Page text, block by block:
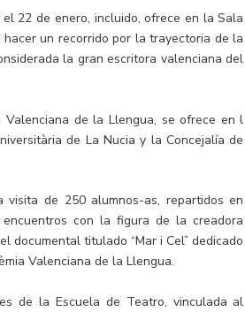
22 de enero, incluido, ofrece en la Sala
un recorrido por la trayectoria de la
la gran escritora valenciana del
Valenciana de la Llengua, se ofrece en l
de La Nucia y la Concejalía de
de 250 alumnos-as, repartidos en
con la figura de la creadora
documental titulado “Mar i Cel” dedicado
Valenciana de la Llengua.
de la Escuela de Teatro, vinculada al